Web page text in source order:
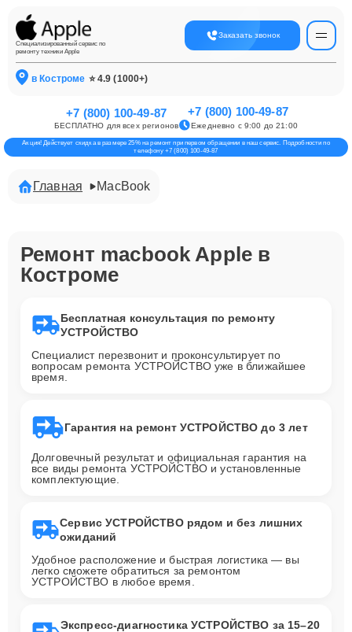
Специализированный сервис по
ремонту техники Apple
Заказать звонок
в Костроме ⭐ 4.9 (1000+)
+7 (800) 100-49-87
БЕСПЛАТНО для всех регионов
+7 (800) 100-49-87
Ежедневно с 9:00 до 21:00
Акция! Действует скидка в размере 25% на ремонт при первом обращении в наш сервис. Подробности по
телефону +7 (800) 100-49-87
Главная MacBook
Ремонт macbook Apple в
Костроме
Бесплатная консультация по ремонту
УСТРОЙСТВО
Специалист перезвонит и проконсультирует по
вопросам ремонта УСТРОЙСТВО уже в ближайшее
время.
Гарантия на ремонт УСТРОЙСТВО до 3 лет
Долговечный результат и официальная гарантия на
все виды ремонта УСТРОЙСТВО и установленные
комплектующие.
Сервис УСТРОЙСТВО рядом и без лишних
ожиданий
Удобное расположение и быстрая логистика — вы
легко сможете обратиться за ремонтом
УСТРОЙСТВО в любое время.
Экспресс-диагностика УСТРОЙСТВО за 15–20